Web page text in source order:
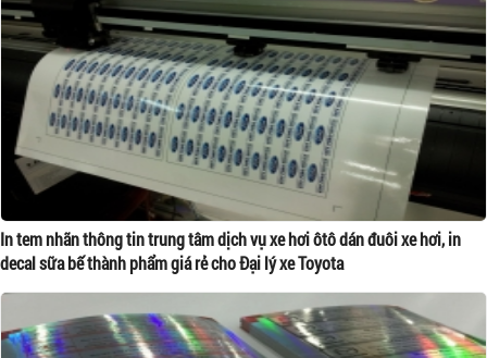
In tem nhãn thông tin trung tâm dịch vụ xe hơi ôtô dán đuôi xe hơi, in
decal sữa bế thành phẩm giá rẻ cho Đại lý xe Toyota